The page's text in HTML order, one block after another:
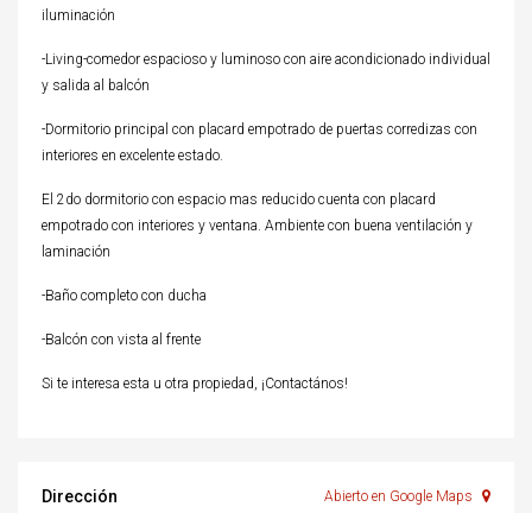
iluminación
-Living-comedor espacioso y luminoso con aire acondicionado individual
y salida al balcón
-Dormitorio principal con placard empotrado de puertas corredizas con
interiores en excelente estado.
El 2do dormitorio con espacio mas reducido cuenta con placard
empotrado con interiores y ventana. Ambiente con buena ventilación y
laminación
-Baño completo con ducha
-Balcón con vista al frente
Si te interesa esta u otra propiedad, ¡Contactános!
Dirección Abierto en Google Maps